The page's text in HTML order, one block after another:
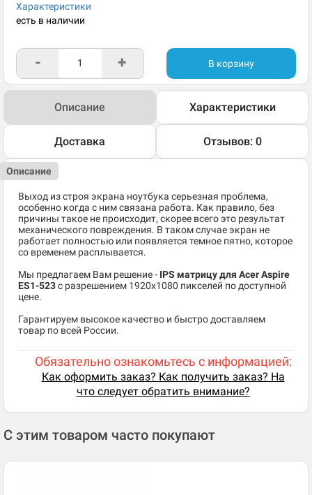
Характеристики
есть в наличии
- + В корзину
Описание Характеристики
Доставка Отзывов: 0
Описание
Выход из строя экрана ноутбука серьезная проблема,
особенно когда с ним связана работа. Как правило, без
причины такое не происходит, скорее всего это результат
механического повреждения. В таком случае экран не
работает полностью или появляется темное пятно, которое
со временем расплывается.
Мы предлагаем Вам решение - IPS матрицу для Acer Aspire
ES1-523c разрешением 1920x1080 пикселей по доступной
цене.
Гарантируем высокое качество и быстро доставляем
товар по всей России.
Обязательно ознакомьтесь с информацией:
Как оформить заказ? Как получить заказ? На
что следует обратить внимание?
С этим товаром часто покупают